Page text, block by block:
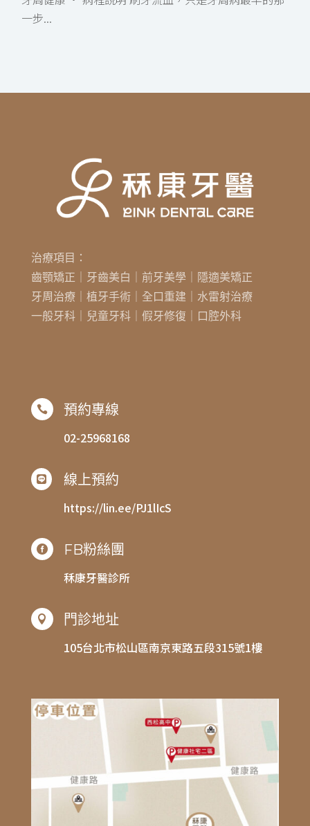
一步...
治療項目：
齒顎矯正｜牙齒美白｜前牙美學｜隱適美矯正
牙周治療｜植牙手術｜全口重建｜水雷射治療
一般牙科｜兒童牙科｜假牙修復｜口腔外科

預約專線
02-25968168

線上預約
https://lin.ee/PJ1lIcS

FB粉絲團
秝康牙醫診所

門診地址
105台北市松山區南京東路五段315號1樓